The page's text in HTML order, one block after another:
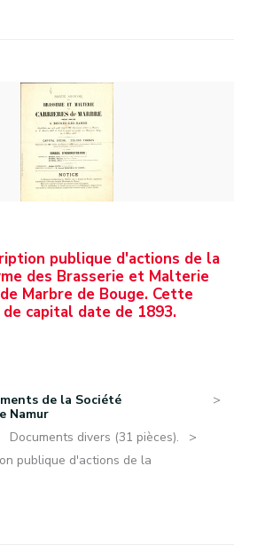
publique d'actions de la
des Brasserie et Malterie
Marbre de Bouge. Cette
capital date de 1893.
de la Société
Namur
Documents divers (31 pièces).
publique d'actions de la